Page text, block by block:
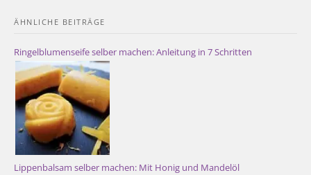
ÄHNLICHE BEITRÄGE
Ringelblumenseife selber machen: Anleitung in 7 Schritten
Lippenbalsam selber machen: Mit Honig und Mandelöl